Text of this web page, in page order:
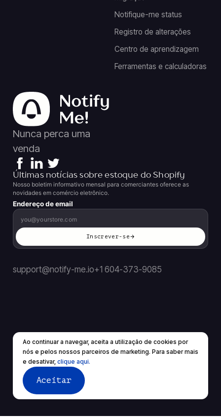
Ao continuar a navegar, aceita a utilização de cookies por
nós e pelos nossos parceiros de marketing. Para saber mais
e desativar, clique aqui.
Aceitar
Notifique-me status
Registro de alterações
Centro de aprendizagem
Ferramentas e calculadoras
Nunca perca uma
venda
Últimas notícias sobre estoque do Shopify
Nosso boletim informativo mensal para comerciantes oferece as
novidades em comércio eletrônico.
Endereço de email
Inscrever-se
support@notify-me.io+1 604-373-9085
PT ▼
© 2026 Todos os direitos reservados.
Termos de Serviço